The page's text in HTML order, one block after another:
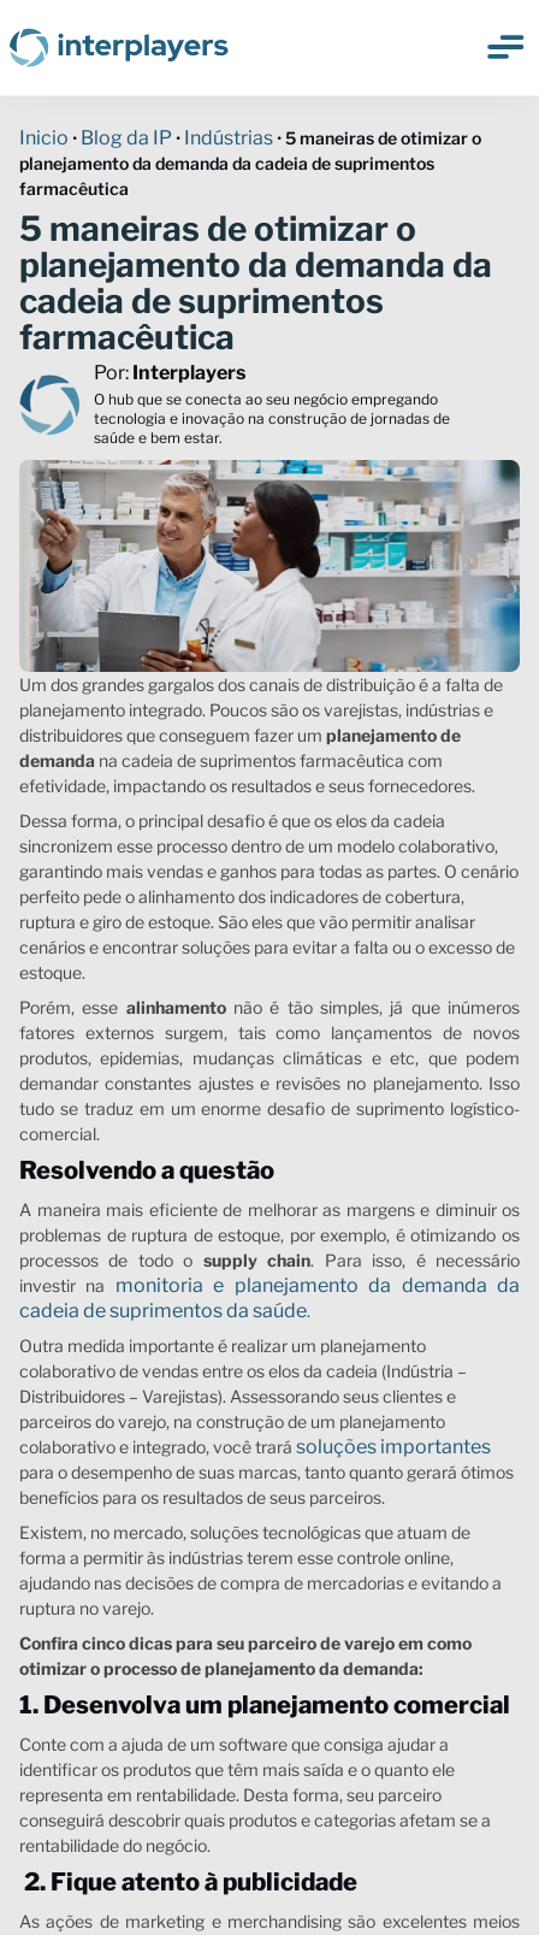
Inicio • Blog da IP • Indústrias •5 maneiras de otimizar o
planejamento da demanda da cadeia de suprimentos
farmacêutica
5 maneiras de otimizar o
planejamento da demanda da
cadeia de suprimentos
farmacêutica
Por: Interplayers
O hub que se conecta ao seu negócio empregando
tecnologia e inovação na construção de jornadas de
saúde e bem estar.
Um dos grandes gargalos dos canais de distribuição é a falta de
planejamento integrado. Poucos são os varejistas, indústrias e
distribuidores que conseguem fazer um planejamento de
demanda na cadeia de suprimentos farmacêutica com
efetividade, impactando os resultados e seus fornecedores.
Dessa forma, o principal desafio é que os elos da cadeia
sincronizem esse processo dentro de um modelo colaborativo,
garantindo mais vendas e ganhos para todas as partes. O cenário
perfeito pede o alinhamento dos indicadores de cobertura,
ruptura e giro de estoque. São eles que vão permitir analisar
cenários e encontrar soluções para evitar a falta ou o excesso de
estoque.
Porém, esse alinhamentonão é tão simples, já que inúmeros
fatores externos surgem, tais como lançamentos de novos
produtos, epidemias, mudanças climáticas e etc, que podem
demandar constantes ajustes e revisões no planejamento. Isso
tudo se traduz em um enorme desafio de suprimento logístico-
comercial.
Resolvendo a questão
A maneira mais eficiente de melhorar as margens e diminuir os
problemas de ruptura de estoque, por exemplo, é otimizando os
processos de todo o supply chain. Para isso, é necessário
investir na monitoria e planejamento da demanda da
cadeia de suprimentos da saúde.
Outra medida importante é realizar um planejamento
colaborativo de vendas entre os elos da cadeia (Indústria –
Distribuidores – Varejistas). Assessorando seus clientes e
parceiros do varejo, na construção de um planejamento
colaborativo e integrado, você trará soluções importantes
para o desempenho de suas marcas, tanto quanto gerará ótimos
benefícios para os resultados de seus parceiros.
Existem, no mercado, soluções tecnológicas que atuam de
forma a permitir às indústrias terem esse controle online,
ajudando nas decisões de compra de mercadorias e evitando a
ruptura no varejo.
Confira cinco dicas para seu parceiro de varejo em como
otimizar o processo de planejamento da demanda:
1. Desenvolva um planejamento comercial
Conte com a ajuda de um software que consiga ajudar a
identificar os produtos que têm mais saída e o quanto ele
representa em rentabilidade. Desta forma, seu parceiro
conseguirá descobrir quais produtos e categorias afetam se a
rentabilidade do negócio.
2. Fique atento à publicidade
As ações de marketing e merchandising são excelentes meios